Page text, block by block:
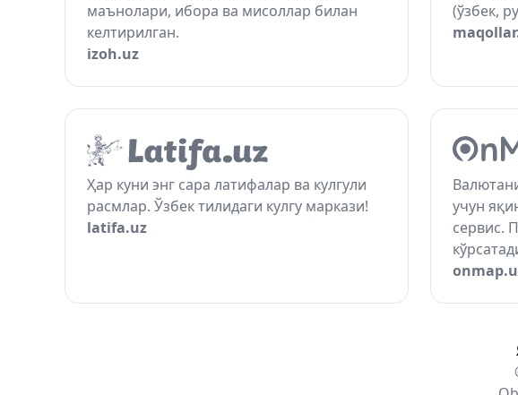
маънолари, ибора ва мисоллар билан
келтирилган.
izoh.uz
(ўзбек,
Ҳар куни энг сара латифалар ва кулгули
расмлар. Ўзбек тилидаги кулгу маркази!
latifa.uz
учун
сервис.